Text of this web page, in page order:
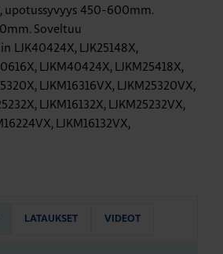
upotussyvyys 450-600mm.
Soveltuu
LJK40424X, LJK25148X,
LJKM40424X, LJKM25418X,
LJKM16316VX, LJKM25320VX,
LJKM16132X, LJKM25232VX,
LJKM16132VX,
LATAUKSET VIDEOT